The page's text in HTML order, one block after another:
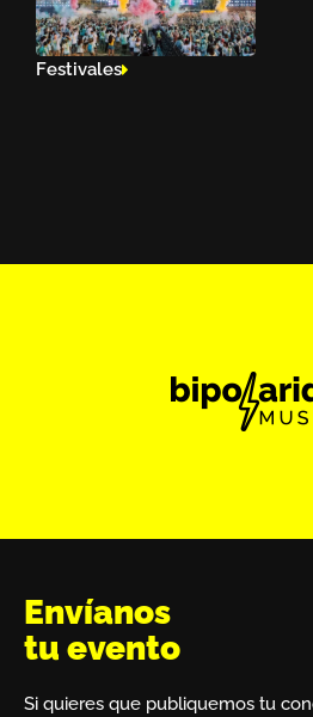
Festivales
Envíanos
tu evento
Si quieres que publiquemos tu